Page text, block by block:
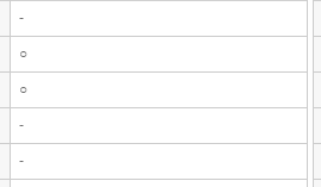
-
○
○
-
-